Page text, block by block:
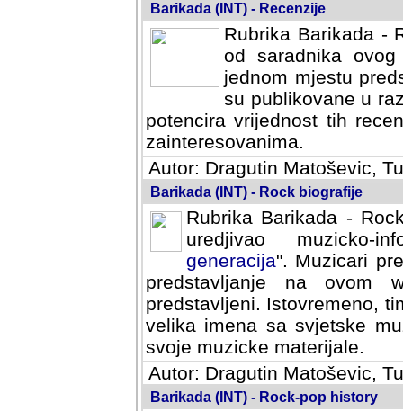
Barikada (INT) - Recenzije
Rubrika Barikada -
od saradnika
jednom mjestu
su publikovane u
potencira vrijednost tih
zainteresovanima.
Autor: Dragutin Matoševic,
Barikada (INT) - Rock biografije
Rubrika Barikada -
uredjivao muzicko-
Muzicari predstavljeni u
na ovom web portalu
Istovremeno, tim nacinom
sa svjetske muzicke scene
materijale.
Autor: Dragutin Matoševic,
Barikada (INT) - Rock-pop history